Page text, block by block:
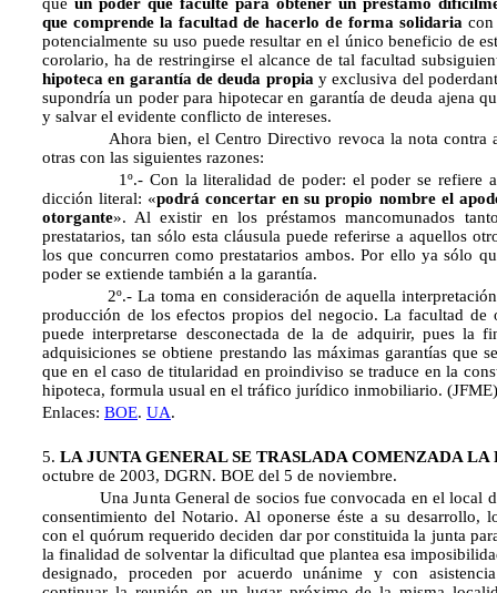
que un poder que faculte para obtener un préstamo
que comprende la facultad de hacerlo de forma solidariacon
potencialmente su uso puede resultar en el único beneficio de
corolario, ha de restringirse el alcance de tal facultad
hipoteca en garantía de deuda propiay exclusiva del
supondría un poder para hipotecar en garantía de deuda ajena
y salvar el evidente conflicto de intereses.
Ahora bien, el Centro Directivo revoca la nota contra
otras con las siguientes razones:
1º.- Con la literalidad de poder: el poder se refiere a
dicción literal: «podrá concertar en su propio nombre el
otorgante». Al existir en los préstamos mancomunados
prestatarios, tan sólo esta cláusula puede referirse a aquellos
los que concurren como prestatarios ambos. Por ello ya sólo
poder se extiende también a la garantía.
2º.- La toma en consideración de aquella interpretación
producción de los efectos propios del negocio. La facultad de
puede interpretarse desconectada de la de adquirir, pues la
adquisiciones se obtiene prestando las máximas garantías que
que en el caso de titularidad en proindiviso se traduce en la
hipoteca, formula usual en el tráfico jurídico inmobiliario. (JFME)
Enlaces: BOE. UA.
5. LA JUNTA GENERAL SE TRASLADA COMENZADA LA
octubre de 2003, DGRN. BOE del 5 de noviembre.
Una Junta General de socios fue convocada en el local
consentimiento del Notario. Al oponerse éste a su desarrollo,
con el quórum requerido deciden dar por constituida la junta
la finalidad de solventar la dificultad que plantea esa
designado, proceden por acuerdo unánime y con